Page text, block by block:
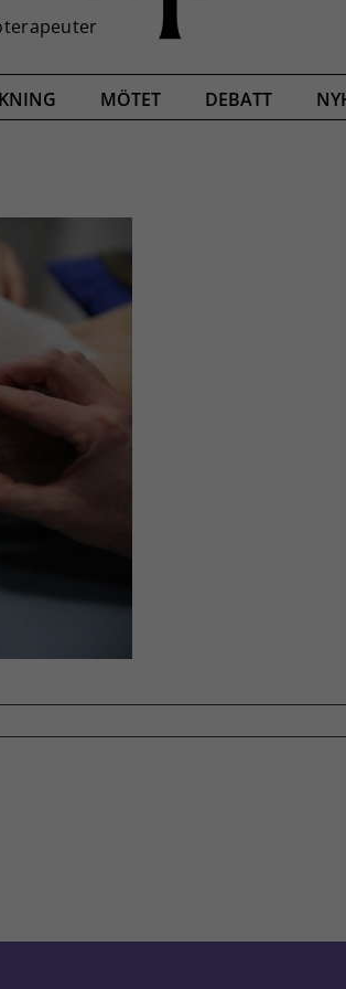
MÖTET DEBATT